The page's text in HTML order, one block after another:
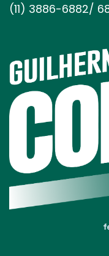
(11) 3886-6882/